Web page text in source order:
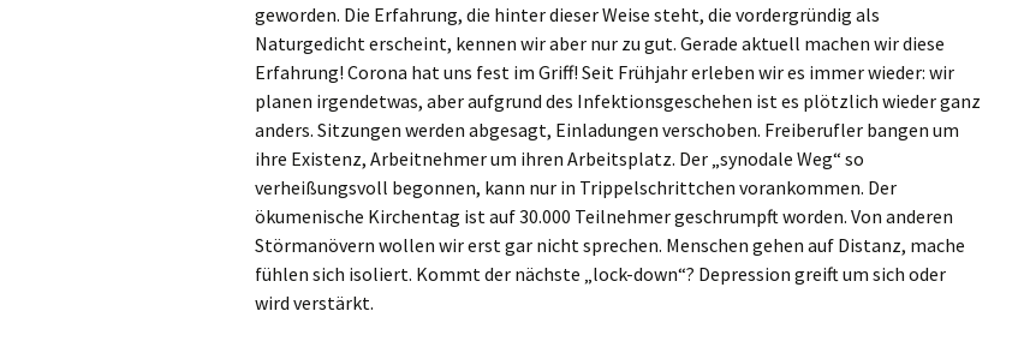
St. Josef Bornheim (ext.
Link)
Bistum Limburg (ext.
Link)
Caritas Frankfurt (ext.
Link)
Förderverein Caritas (ext.
Link)
Terminplan
Unsere Kirchen und
Gemeindehäuser
Kirche Mariä Himmelfahrt
Kirche St. Hedwig
Das Pfarrhaus
Unser Josefshaus
Haus im Haus
Vermietungen
Vorschau
Wochenblatt
geworden. Die Erfahrung, die hinter dieser Weise steht, die vordergründig als
Naturgedicht erscheint, kennen wir aber nur zu gut. Gerade aktuell machen wir diese
Erfahrung! Corona hat uns fest im Griff! Seit Frühjahr erleben wir es immer wieder: wir
planen irgendetwas, aber aufgrund des Infektionsgeschehen ist es plötzlich wieder ganz
anders. Sitzungen werden abgesagt, Einladungen verschoben. Freiberufler bangen um
ihre Existenz, Arbeitnehmer um ihren Arbeitsplatz. Der „synodale Weg“ so
verheißungsvoll begonnen, kann nur in Trippelschrittchen vorankommen. Der
ökumenische Kirchentag ist auf 30.000 Teilnehmer geschrumpft worden. Von anderen
Störmanövern wollen wir erst gar nicht sprechen. Menschen gehen auf Distanz, mache
fühlen sich isoliert. Kommt der nächste „lock-down“? Depression greift um sich oder
wird verstärkt.